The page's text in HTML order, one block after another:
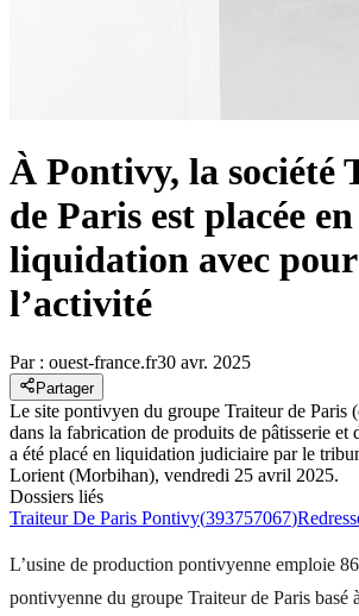
À Pontivy, la société
de Paris est placée en
liquidation avec
l’activité
Par : ouest-france.fr30 avr. 2025
Partager
Le site pontivyen du groupe Traiteur de Paris
dans la fabrication de produits de pâtisserie et
a été placé en liquidation judiciaire par le
Lorient (Morbihan), vendredi 25 avril 2025.
Dossiers liés
Traiteur De Paris Pontivy(393757067)
L’usine de production pontivyenne emploie
pontivyenne du groupe Traiteur de Paris basé